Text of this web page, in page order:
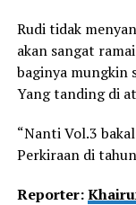
Rudi tidak
akan sangat
baginya mungkin
Yang tanding di
“Nanti Vol.3
Perkiraan di
Reporter: